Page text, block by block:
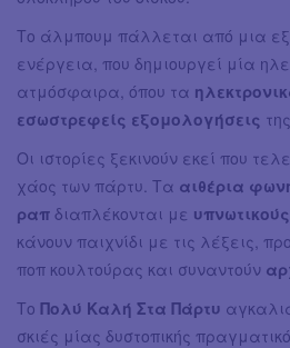
Το άλμπουμ πάλλεται από μια
ενέργεια, που δημιουργεί μία
ατμόσφαιρα, όπου τα
εσωστρεφείς εξομολογήσεις της
Οι ιστορίες ξεκινούν εκεί που
χάος των πάρτυ. Τα αιθέρια
ραπ διαπλέκονται με
κάνουν παιχνίδι με τις λέξεις,
ποπ κουλτούρας και συναντούν
Το Πολύ Καλή Στα Πάρτυ
σκιές μίας δυστοπικής